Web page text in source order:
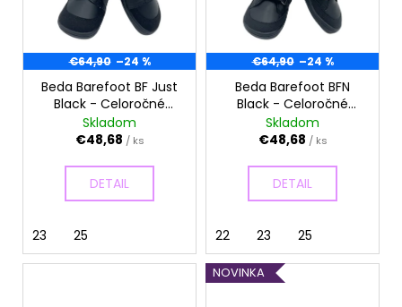
€64,90 –24 %
Beda Barefoot BF Just
Black - Celoročné
topánky
Skladom
€48,68 / ks
DETAIL
23 25
€64,90 –24 %
Beda Barefoot BFN
Black - Celoročné
topánky
Skladom
€48,68 / ks
DETAIL
22 23 25
NOVINKA
o
r